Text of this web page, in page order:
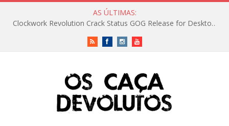
AS ÚLTIMAS:
Clockwork Revolution Crack Status GOG Release for Desktop Reddit
RSS FacebookInstagramVimeo